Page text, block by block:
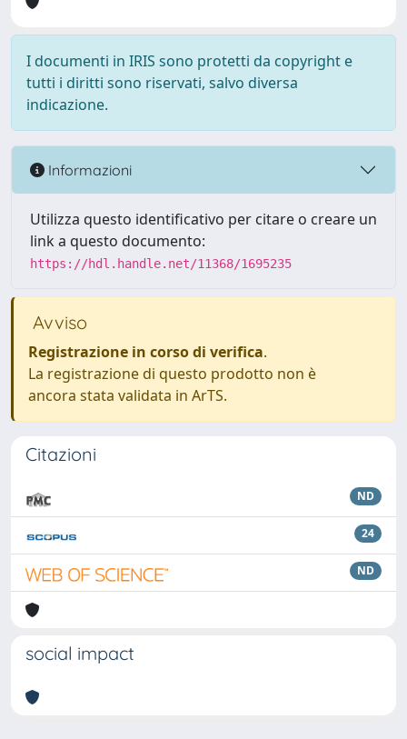
I documenti in IRIS sono protetti da copyright e
tutti i diritti sono riservati, salvo diversa
indicazione.
Informazioni
Utilizza questo identificativo per citare o creare un
link a questo documento:
https://hdl.handle.net/11368/1695235
Avviso
Registrazione in corso di verifica.
La registrazione di questo prodotto non è
ancora stata validata in ArTS.
Citazioni
ND
24
ND
social impact